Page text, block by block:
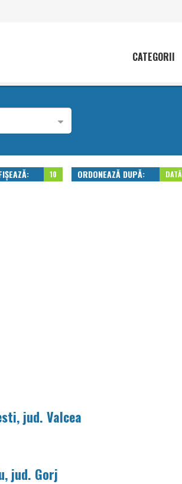
CATEGORII
10 ORDONEAZĂ DUPĂ: DATĂ
jud. Valcea
jud. Gorj